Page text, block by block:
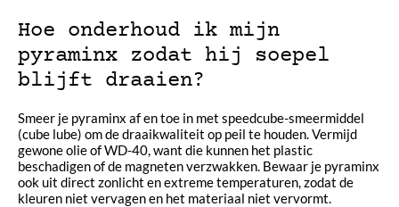
Hoe onderhoud ik mijn
pyraminx zodat hij soepel
blijft draaien?
Smeer je pyraminx af en toe in met speedcube-smeermiddel
(cube lube) om de draaikwaliteit op peil te houden. Vermijd
gewone olie of WD-40, want die kunnen het plastic
beschadigen of de magneten verzwakken. Bewaar je pyraminx
ook uit direct zonlicht en extreme temperaturen, zodat de
kleuren niet vervagen en het materiaal niet vervormt.